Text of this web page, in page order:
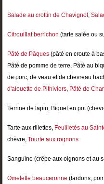
Salade au crottin de Chavignol ,
Citrouillat berrichon (tarte salée ou
Pâté de Pâques (pâté en croute à
Pâté de pomme de terre, Pâté au
de porc, de veau et de chevreau
d'alouette de Pithiviers, Pâté de
Terrine de lapin, Biquet en pot
Tarte aux rillettes, Feuilletés au
chèvre, Tourte aux rognons
Sanguine (crêpe aux oignons et au
Omelette beauceronne (lardons,